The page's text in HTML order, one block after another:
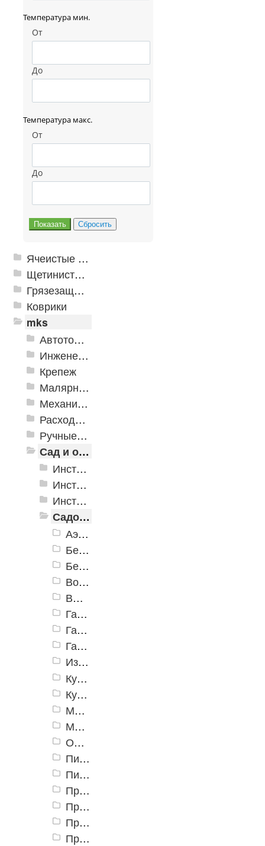
Температура мин.
От
До
Температура макс.
От
До
Ячеистые грязезащитные покрытия
Щетинистые покрытия
Грязезащитные, влаговпитывающие покрытия
Коврики
mks
Автотовары
Инженерная сантехника и инструменты
Крепеж
Малярно-штукатурные инструменты
Механизированные инструменты
Расходные инструменты
Ручные инструменты
Сад и огород
Инструменты для полива
Инструменты для почвы
Инструменты для растений
Садовая техника
Аэраторы, скарификаторы, воздуходувки
Бензокосы и триммеры
Бензопилы
Воздуходувки аккумуляторные
Высоторезы аккумуляторные
Газонокосилки (электро)
Газонокосилки аккумуляторные
Газонокосилки бензиновые
Измельчители
Культиваторы и мотоблоки
Кусторезы аккумуляторные
Мотоблоки
Мотобуры (бензобуры)
Опрыскиватели
Пилы цепные
Пилы цепные аккумуляторные
Принадлежности для культиваторов и мотоблоков
Принадлежности для мотобуров
Принадлежности для пил цепных
Принадлежности для триммеров